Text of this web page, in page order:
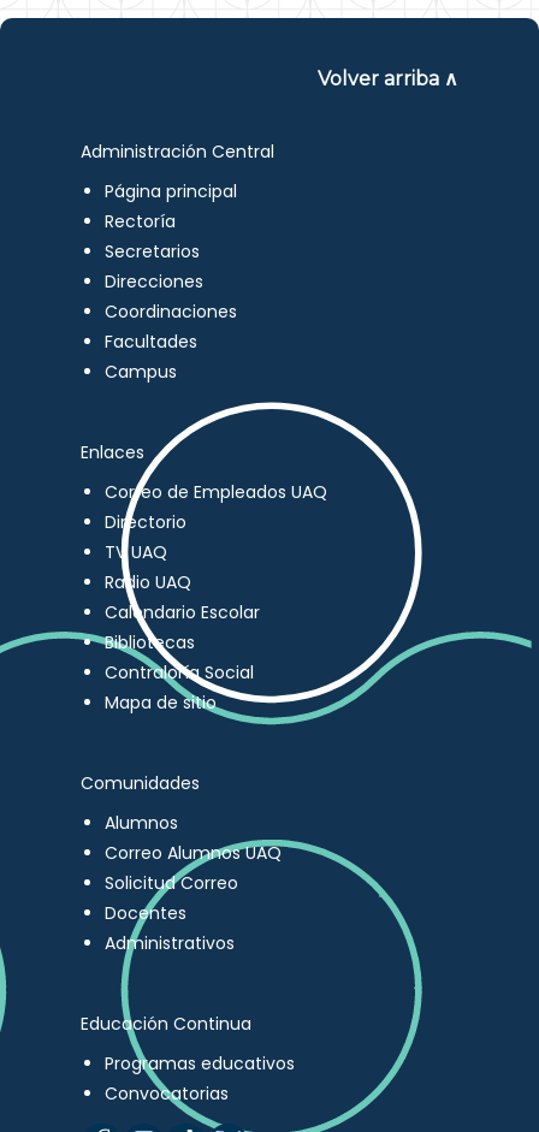
Volver arriba ∧
Administración Central
Página principal
Rectoría
Secretarios
Direcciones
Coordinaciones
Facultades
Campus
Enlaces
Correo de Empleados UAQ
Directorio
TV UAQ
Radio UAQ
Calendario Escolar
Bibliotecas
Contraloría Social
Mapa de sitio
Comunidades
Alumnos
Correo Alumnos UAQ
Solicitud Correo
Docentes
Administrativos
Educación Continua
Programas educativos
Convocatorias